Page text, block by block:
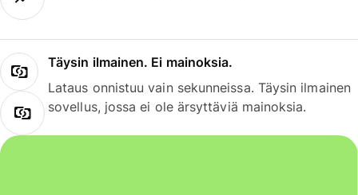
Täysin ilmainen. Ei mainoksia.
Lataus onnistuu vain sekunneissa. Täysin ilmainen
sovellus, jossa ei ole ärsyttäviä mainoksia.